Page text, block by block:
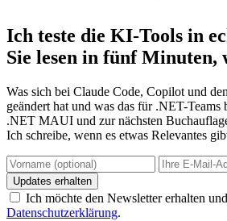
Ich teste die KI-Tools in
Sie lesen in fünf Minuten,
Was sich bei Claude Code, Copilot und
geändert hat und was das für .NET-Teams
.NET MAUI und zur nächsten
Ich schreibe, wenn es etwas Relevantes
Updates erhalten
Ich möchte den Newsletter erhalten
Datenschutzerklärung.